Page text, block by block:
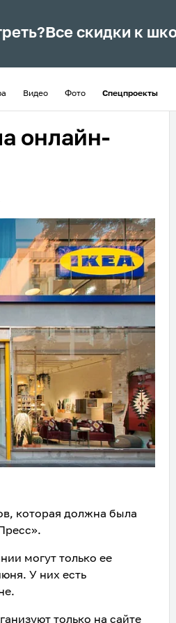
Все скидки к
Видео Фото Спецпроекты
онлайн-
которая должна была
могут только ее
У них есть
только на сайте